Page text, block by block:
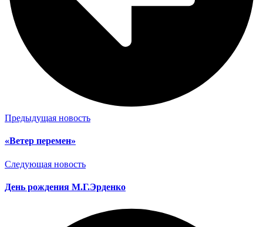
Предыдущая новость
«Ветер перемен»
Следующая новость
День рождения М.Г.Эрденко